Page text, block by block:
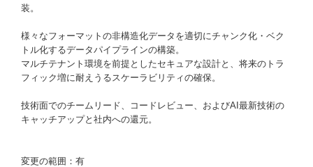
装。
様々なフォーマットの⾮構造化データを適切にチャンク化・ベク
トル化するデータパイプラインの構築。
マルチテナント環境を前提としたセキュアな設計と、将来のトラ
フィック増に耐えうるスケーラビリティの確保。
技術⾯でのチームリード、コードレビュー、およびAI最新技術の
キャッチアップと社内への還元。
変更の範囲：有